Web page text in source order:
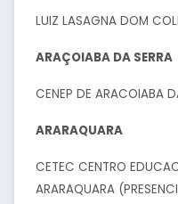
LUIZ LASAGNA DOM
ARAÇOIABA DA SERRA
CENEP DE ARACOIABA
ARARAQUARA
CETEC CENTRO
ARARAQUARA